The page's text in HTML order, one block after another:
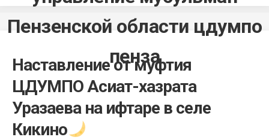
Наставление от муфтия
ЦДУМПО Асиат-хазрата
Уразаева на ифтаре в селе
Кикино